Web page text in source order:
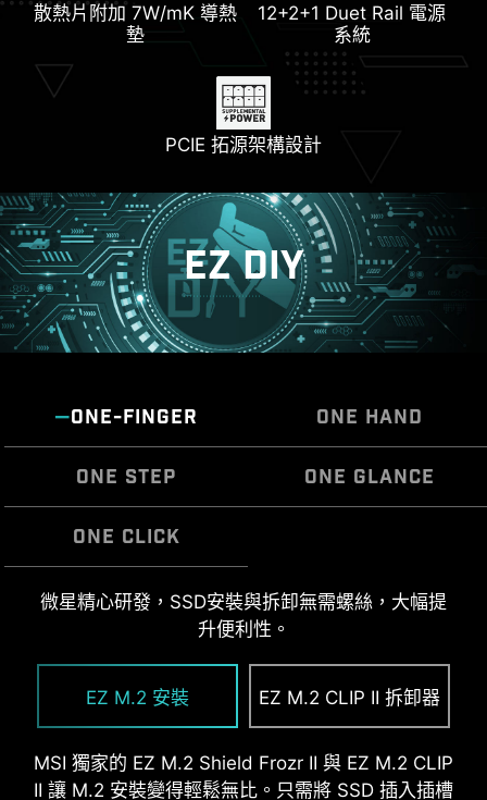
散熱片附加 7W/mK 導熱
墊
12+2+1 Duet Rail 電源
系統
PCIE 拓源架構設計
前置 USB Type-C Triple M.2 Connectors
EZ Debug LED EZ PCIe Clip II
EZ DIY
ONE-FINGER ONE HAND
ONE STEP ONE GLANCE
ONE CLICK
微星精心研發，SSD安裝與拆卸無需螺絲，大幅提
升便利性。
EZ M.2 安裝 EZ M.2 CLIP II 拆卸器
MSI 獨家的 EZ M.2 Shield Frozr II 與 EZ M.2 CLIP
II 讓 M.2 安裝變得輕鬆無比。只需將 SSD 插入插槽
組裝主機板過程中不再需要額外安裝 I/O 遮蓋。也
因預裝內建設計，可以更貼合、堅固，提供最好的
微星 EZ 天線，不需旋轉即可緊密接上，輕鬆完成安
EZ OOVERCLOCKING
記憶體超頻變得更簡單，不再需要複雜設定，即使
沒有理工背景的玩家也能輕鬆提升系統性能。